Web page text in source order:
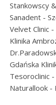
Stankowscy
Sanadent -
Velvet Clinic -
Klinika
Gdańska
Tesoroclinic -
Naturallook -